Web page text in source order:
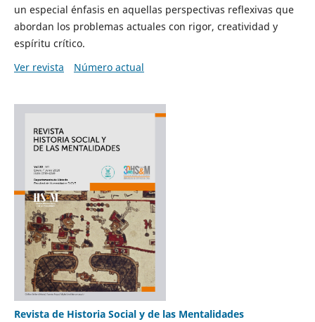
un especial énfasis en aquellas perspectivas reflexivas que
abordan los problemas actuales con rigor, creatividad y
espíritu crítico.
Ver revista
Número actual
Revista de Historia Social y de las Mentalidades